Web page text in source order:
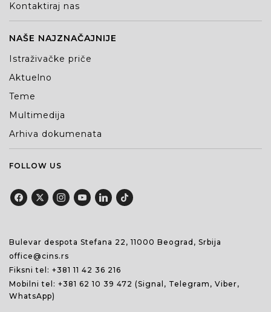
Kontaktiraj nas
NAŠE NAJZNAČAJNIJE
Istraživačke priče
Aktuelno
Teme
Multimedija
Arhiva dokumenata
FOLLOW US
Bulevar despota Stefana 22, 11000 Beograd, Srbija
office@cins.rs
Fiksni tel: +381 11 42 36 216
Mobilni tel: +381 62 10 39 472 (Signal, Telegram, Viber,
WhatsApp)